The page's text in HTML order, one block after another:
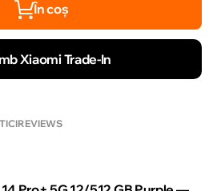
În coș
Xiaomi Trade-In
REVIEWS